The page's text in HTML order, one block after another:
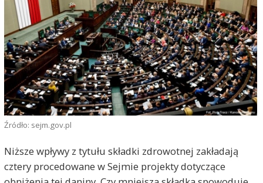
Źródło: sejm.gov.pl
Niższe wpływy z tytułu składki zdrowotnej zakładają
cztery procedowane w Sejmie projekty dotyczące